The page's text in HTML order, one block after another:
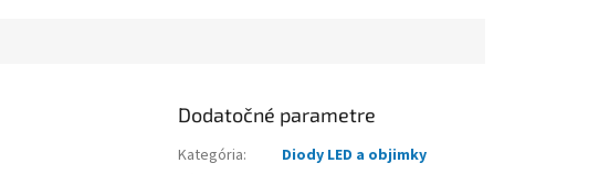
Dodatočné parametre
Kategória:
Diody LED a objimky